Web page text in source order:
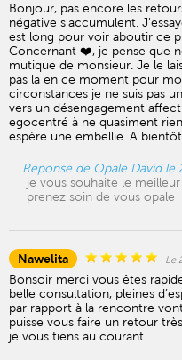
Bonjour, pas encore les
négative s'accumulent.
est long pour voir aboutir ce
Concernant ❤️, je pense que
mutique de monsieur. Je le
pas la en ce moment pour
circonstances je ne suis pas
vers un désengagement
egocentré à ne quasiment
espère une embellie. A
Réponse de Opale David le
je vous souhaite le
prenez soin de vous opale
Nawelita Le
Bonsoir merci vous êtes
belle consultation, pleines
par rapport à la rencontre
puisse vous faire un retour
je vous tiens au courant